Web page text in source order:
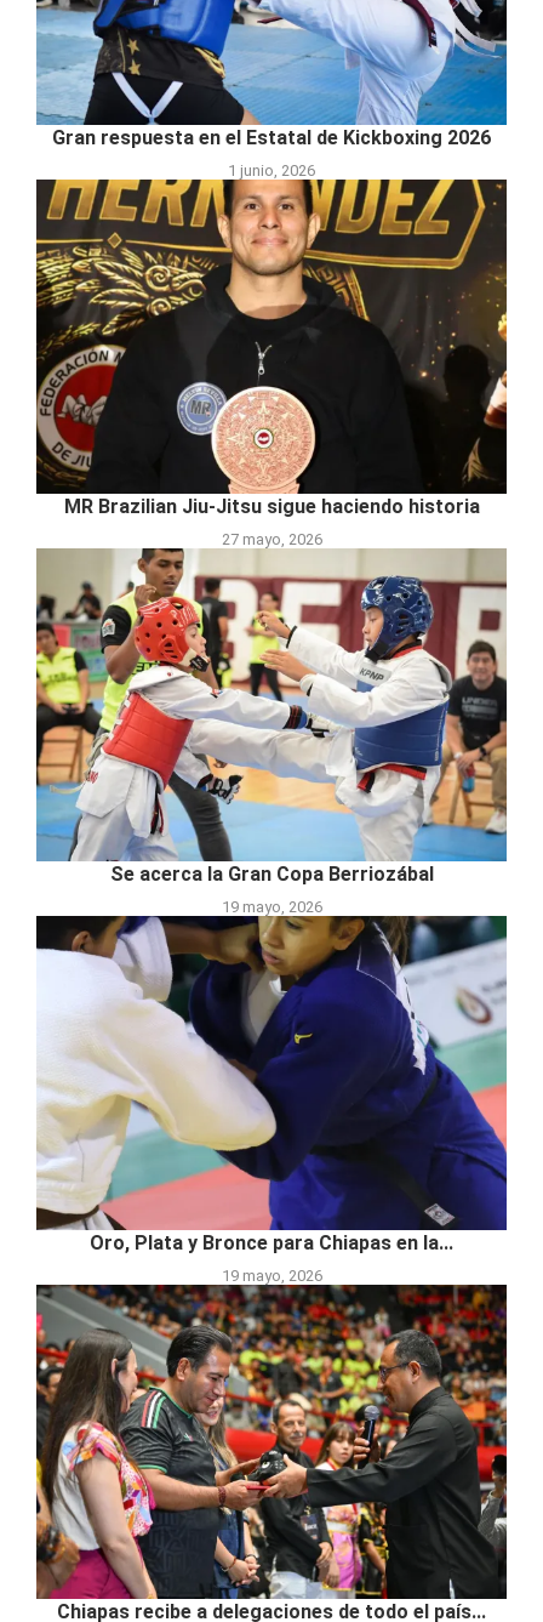
Gran respuesta en el Estatal de Kickboxing 2026
1 junio, 2026
MR Brazilian Jiu-Jitsu sigue haciendo historia
27 mayo, 2026
Se acerca la Gran Copa Berriozábal
19 mayo, 2026
Oro, Plata y Bronce para Chiapas en la...
19 mayo, 2026
Chiapas recibe a delegaciones de todo el país...